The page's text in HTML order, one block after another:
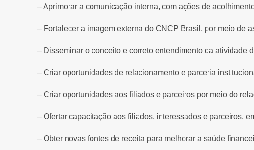
– Aprimorar a comunicação interna, com ações de
– Fortalecer a imagem externa do CNCP Brasil, por meio de
– Disseminar o conceito e correto entendimento da atividade
– Criar oportunidades de relacionamento e parceria
– Criar oportunidades aos filiados e parceiros por meio do
– Ofertar capacitação aos filiados, interessados e parceiros,
– Obter novas fontes de receita para melhorar a saúde